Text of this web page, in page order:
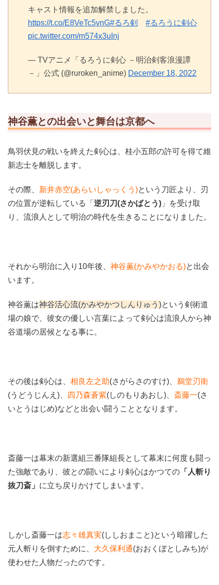
キャスト情報を追加解禁しました。
https://t.co/E8VeTc5vnG#るろ剣
#るろうに剣心
pic.twitter.com/m574x3uInj
— TVアニメ「るろうに剣心 －明治剣客浪漫譚
－」公式 (@ruroken_anime) December 18, 2022
神谷薫との出会いと舞台は京都へ
鳥羽伏見の戦いを終えた剣心は、桂小五郎の許可を得て維
新志士を離脱します。
その際、 新井赤空(あらいしゃっくう)という刀匠より、刃
の位置が逆転している「 逆刃刀(さかばとう) 」を受け取
り、流浪人として明治の時代を生きることになりました。
それから明治に入り10年後、 神谷薫(かみやかおる)と出会
います。
神谷薫は神谷活心流(かみやかつしんりゅう)という剣術道
場の娘で、彼女の優しい言葉によって剣心は流浪人から神
谷道場の居候となる事に。
その後は剣心は、 相良左之助(さがらさのすけ)、 鵜堂刃衛
(うどうじんえ)、
四乃森蒼紫(しのもりあおし)、 斎藤一(さ
いとうはじめ)などと出会い闘うこととなります。
斎藤一は幕末の新選組三番隊組長として幕末に何度も闘っ
た強敵であり、彼との闘いにより剣心はかつての 「人斬り
抜刀斎」 に立ち戻りかけてしまいます。
しかし斎藤一は志々雄真実(ししおまこと)という暗躍した
元人斬りを倒すために、 大久保利通(おおくぼとしみち)が
使わせた人物だったのです。